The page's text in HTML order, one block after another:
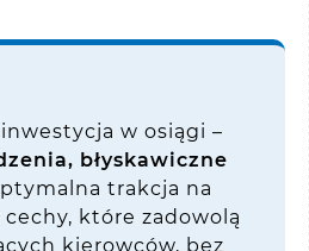
w osiągi –
błyskawiczne
trakcja na
które zadowolą
kierowców, bez